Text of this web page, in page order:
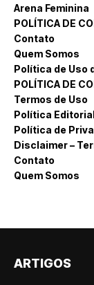
Arena Feminina
POLÍTICA DE
Contato
Quem Somos
Política de Uso
POLÍTICA DE
Termos de Uso
Política
Política de
Disclaimer –
Contato
Quem Somos
ARTIGOS